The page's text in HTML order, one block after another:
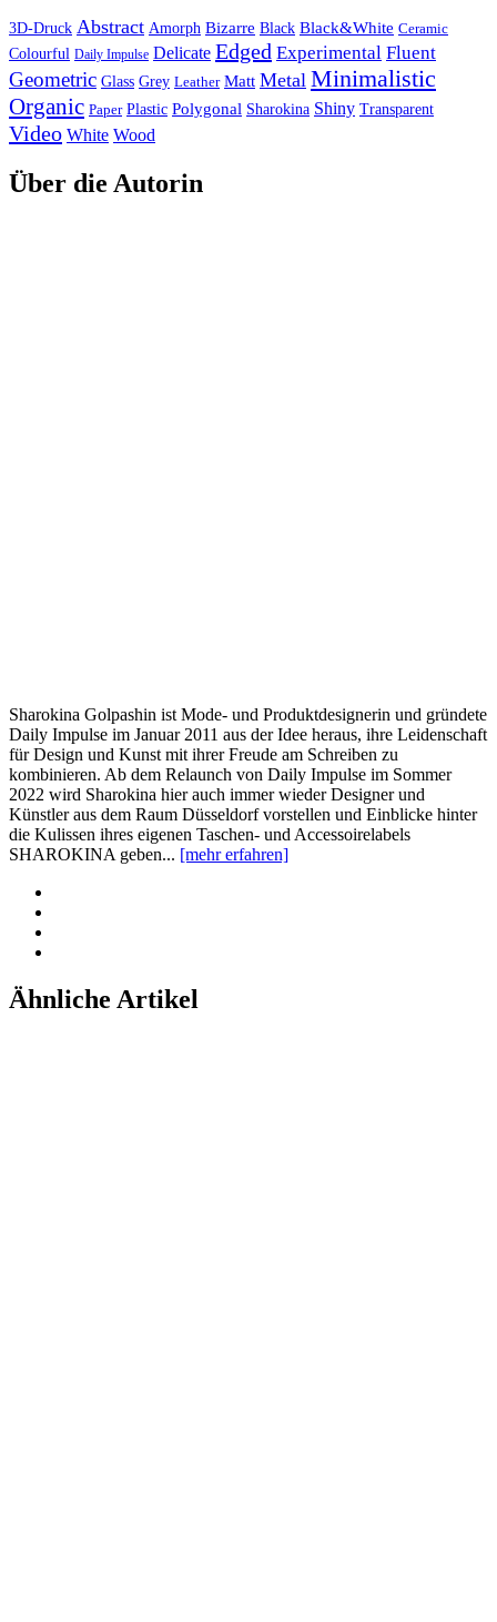
3D-Druck Abstract Amorph Bizarre Black Black&White Ceramic
Colourful Daily Impulse Delicate Edged Experimental Fluent
Geometric Glass Grey Leather Matt Metal Minimalistic
Organic Paper Plastic Polygonal Sharokina Shiny Transparent
Video White Wood
Über die Autorin
Sharokina Golpashin ist Mode- und Produktdesignerin und gründete
Daily Impulse im Januar 2011 aus der Idee heraus, ihre Leidenschaft
für Design und Kunst mit ihrer Freude am Schreiben zu
kombinieren. Ab dem Relaunch von Daily Impulse im Sommer
2022 wird Sharokina hier auch immer wieder Designer und
Künstler aus dem Raum Düsseldorf vorstellen und Einblicke hinter
die Kulissen ihres eigenen Taschen- und Accessoirelabels
SHAROKINA geben... [mehr erfahren]
Ähnliche Artikel